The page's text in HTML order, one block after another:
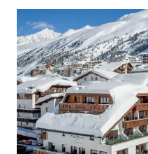
ANFRAGEN
ONLINE BUCHEN